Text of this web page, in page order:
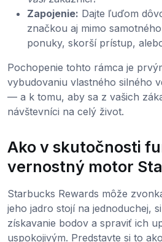
Zapojenie: Dajte ľuďom
značkou aj mimo
ponuky, skorší prístup,
Pochopenie tohto rámca je
vybudovaniu vlastného silného
— a k tomu, aby sa z vašich
návštevníci na celý život.
Ako v skutočnosti
vernostný motor
Starbucks Rewards môže
jeho jadro stojí na jednoduchej,
získavanie bodov a spraviť ich
uspokojivým. Predstavte si to